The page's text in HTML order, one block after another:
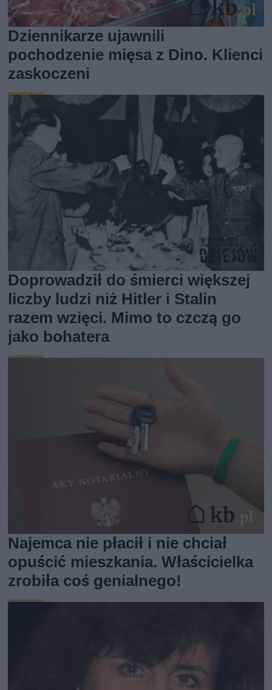
Dziennikarze ujawnili
pochodzenie mięsa z Dino. Klienci
zaskoczeni
Doprowadził do śmierci większej
liczby ludzi niż Hitler i Stalin
razem wzięci. Mimo to czczą go
jako bohatera
Najemca nie płacił i nie chciał
opuścić mieszkania. Właścicielka
zrobiła coś genialnego!